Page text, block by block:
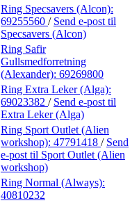
Ring Specsavers (Alcon):
69255560 / Send e-post til
Specsavers (Alcon)
Ring Safir
Gullsmedforretning
(Alexander): 69269800
Ring Extra Leker (Alga):
69023382 / Send e-post til
Extra Leker (Alga)
Ring Sport Outlet (Alien
workshop): 47791418 / Send
e-post til Sport Outlet (Alien
workshop)
Ring Normal (Always):
40810232